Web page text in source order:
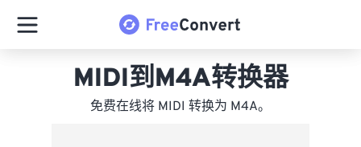
MIDI到M4A转换器
免费在线将 MIDI 转换为 M4A。